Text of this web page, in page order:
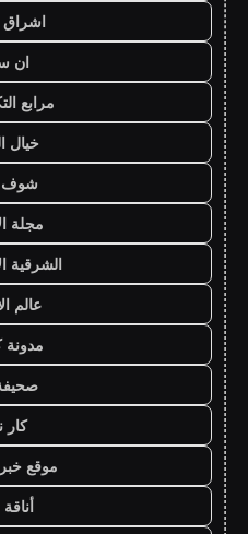
اشراق
ان
مرابع
خيال
شوف
مجلة
الشرقية
عالم
مدونة
كار
موقع